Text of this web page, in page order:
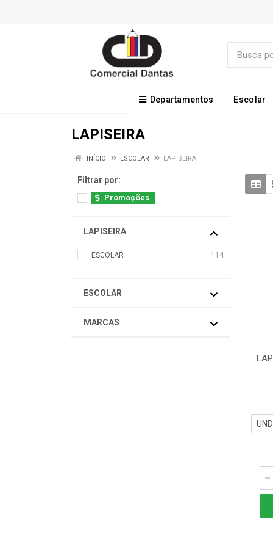
Departamentos Escolar
LAPISEIRA
INÍCIO ESCOLAR LAPISEIRA
Filtrar por:
Promoções
LAPISEIRA
ESCOLAR 114
ESCOLAR
MARCAS